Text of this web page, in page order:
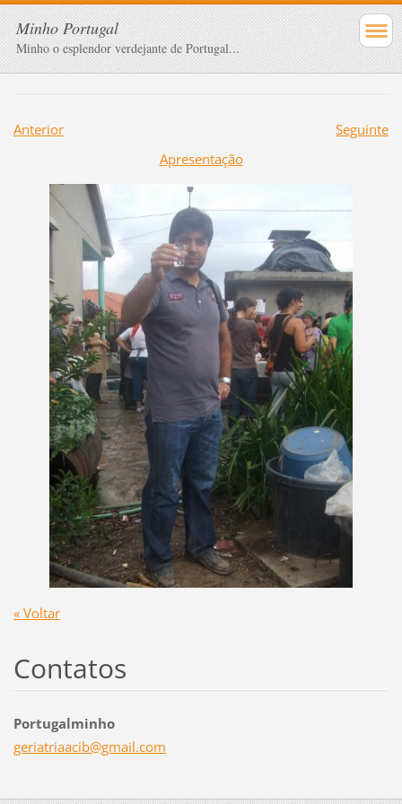
Minho Portugal
Minho o esplendor verdejante de Portugal...
Anterior
Seguinte
Apresentação
« Voltar
Contatos
Portugalminho
geriatriaacib@gmail.com